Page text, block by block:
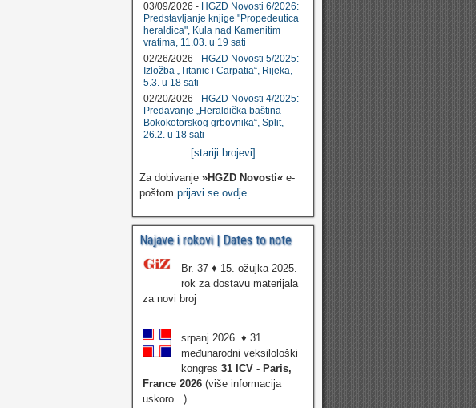
03/09/2026 - HGZD Novosti 6/2026:
Predstavljanje knjige "Propedeutica
heraldica", Kula nad Kamenitim
vratima, 11.03. u 19 sati
02/26/2026 - HGZD Novosti 5/2025:
Izložba „Titanic i Carpatia“, Rijeka,
5.3. u 18 sati
02/20/2026 - HGZD Novosti 4/2025:
Predavanje „Heraldička baština
Bokokotorskog grbovnika“, Split,
26.2. u 18 sati
... [stariji brojevi] ...
Za dobivanje »HGZD Novosti«e-
poštom prijavi se ovdje.
Najave i rokovi | Dates to note
Br. 37 ♦ 15. ožujka 2025.
rok za dostavu materijala
za novi broj
srpanj 2026. ♦ 31.
međunarodni veksilološki
kongres 31 ICV - Paris,
France 2026(više informacija
uskoro...)